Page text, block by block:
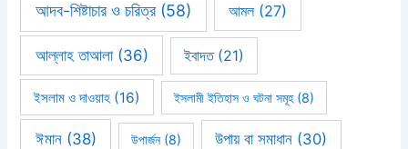
আদব-শিষ্টাচার ও চরিত্র(58) আমল(27)
আল্লাহ তাআলা(36) ইবাদত(21)
ইসলাম ও দাওয়াহ (16) ইসলামী ইতিহাস ও ঘটনা সমূহ(8)
ঈমান(38) উপার্জন(8) উপায় বা সমাধান (30)